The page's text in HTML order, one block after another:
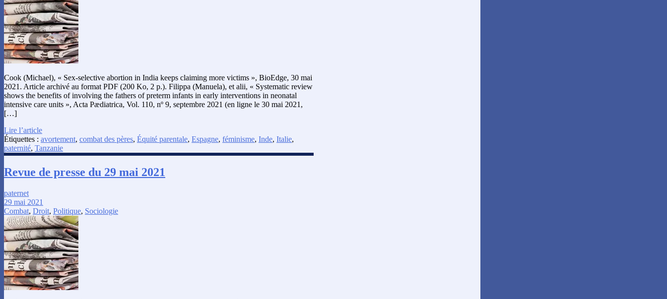
Cook (Michael), « Sex-selective abortion in India keeps claiming more victims », BioEdge, 30 mai
2021. Article archivé au format PDF (200 Ko, 2 p.). Filippa (Manuela), et alii, « Systematic review
shows the benefits of involving the fathers of preterm infants in early interventions in neonatal
intensive care units », Acta Pædiatrica, Vol. 110, nº 9, septembre 2021 (en ligne le 30 mai 2021,
[…]
Lire l’article
Étiquettes : avortement, combat des pères, Équité parentale, Espagne, féminisme, Inde, Italie,
paternité, Tanzanie
Revue de presse du 29 mai 2021
paternet
29 mai 2021
Combat, Droit, Politique, Sociologie